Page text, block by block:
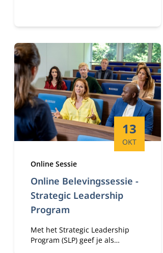
Online Belevingssessie -
Strategic Leadership
Program
Startdatum:
13
OKT
Type:
Online Sessie
Met het Strategic Leadership
Program (SLP) geef je als